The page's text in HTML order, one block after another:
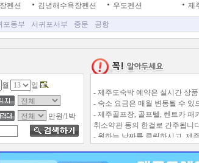
펜션 김녕해수욕장펜션 우도펜션 제
포동부 서귀포서부 중문 공항
월 일
만원/1박
- 제주도숙박 예약은 실시간 상
- 숙소 요금은 매월 변동될 수 있
- 제주골프장, 골프텔, 렌트카 패
취소약관 동의 한걸로 간주됩니
- 원하는 날짜를 클릭하시고, 제
- 애완동물은 입실가능한 숙소